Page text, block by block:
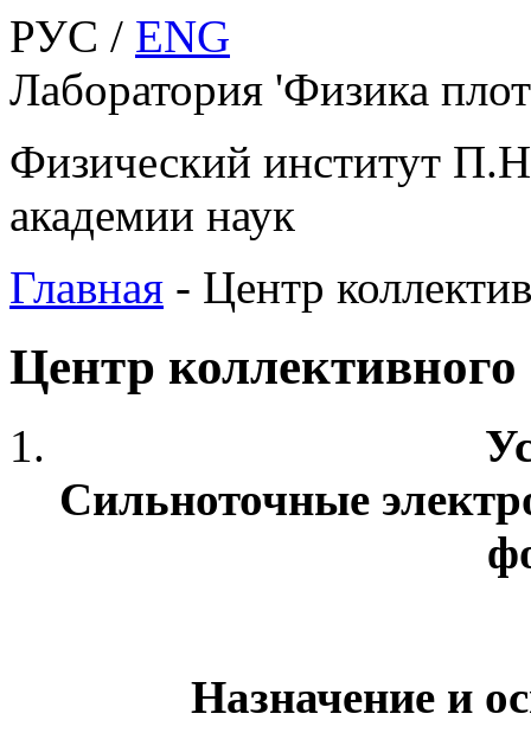
РУС / ENG
Лаборатория 'Физика
Физический институт
академии наук
Главная - Центр
Центр
Сильноточные
Назначение и